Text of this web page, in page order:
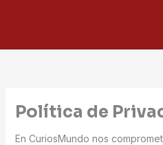
Política de
En CuriosMundo nos